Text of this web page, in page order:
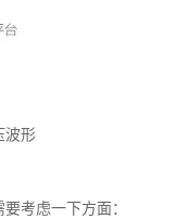
波形
考虑一下方面：